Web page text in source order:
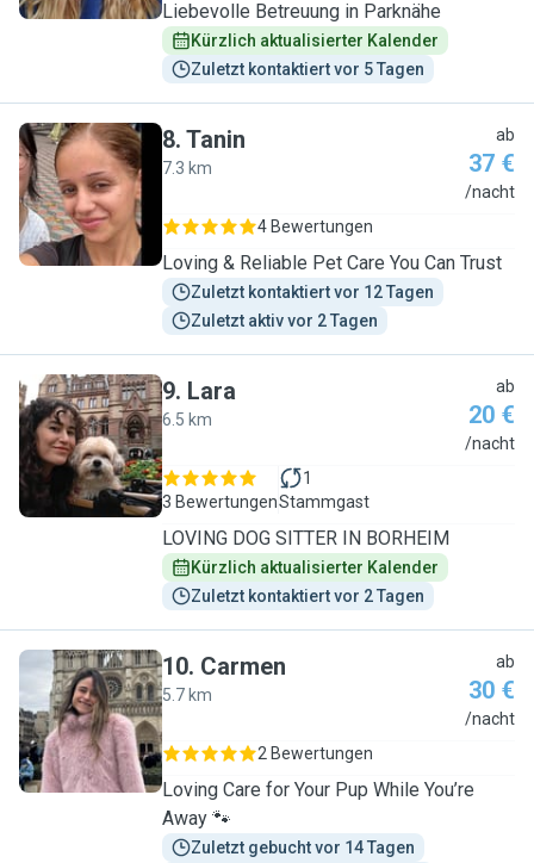
Liebevolle Betreuung in Parknähe
Kürzlich aktualisierter Kalender
Zuletzt kontaktiert vor 5 Tagen
T
8. Tanin
7.3 km
ab
37 €
/nacht
4 Bewertungen
Loving & Reliable Pet Care You Can Trust
Zuletzt kontaktiert vor 12 Tagen
Zuletzt aktiv vor 2 Tagen
L
9. Lara
6.5 km
ab
20 €
/nacht
3 Bewertungen
1
Stammgast
LOVING DOG SITTER IN BORHEIM
Kürzlich aktualisierter Kalender
Zuletzt kontaktiert vor 2 Tagen
C
10. Carmen
5.7 km
ab
30 €
/nacht
2 Bewertungen
Loving Care for Your Pup While You’re
Away 🐾
Zuletzt gebucht vor 14 Tagen